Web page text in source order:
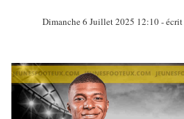
Dimanche 6 Juillet 2025 12:10 -